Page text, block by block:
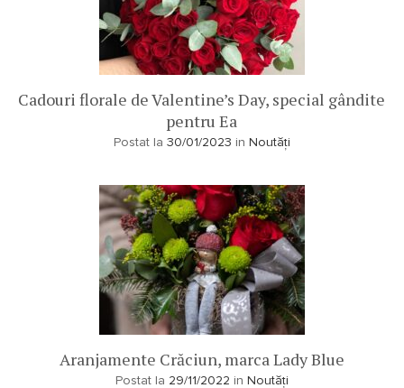
Cadouri florale de Valentine’s Day, special gândite
pentru Ea
Postat la 30/01/2023 in Noutăți
Aranjamente Crăciun, marca Lady Blue
Postat la 29/11/2022 in Noutăți